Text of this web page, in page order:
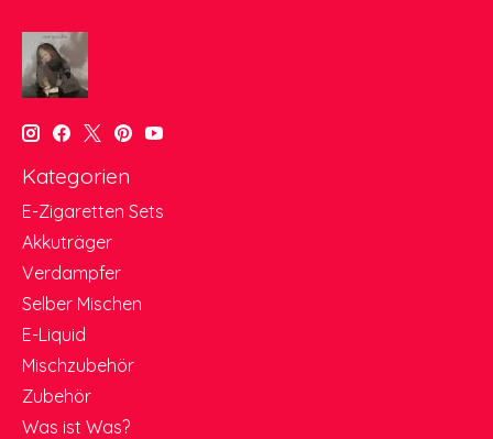
Kategorien
E-Zigaretten Sets
Akkuträger
Verdampfer
Selber Mischen
E-Liquid
Mischzubehör
Zubehör
Was ist Was?